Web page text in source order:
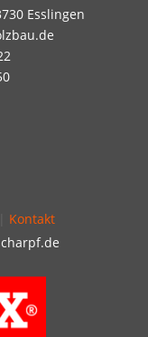
Esslingen
Kontakt